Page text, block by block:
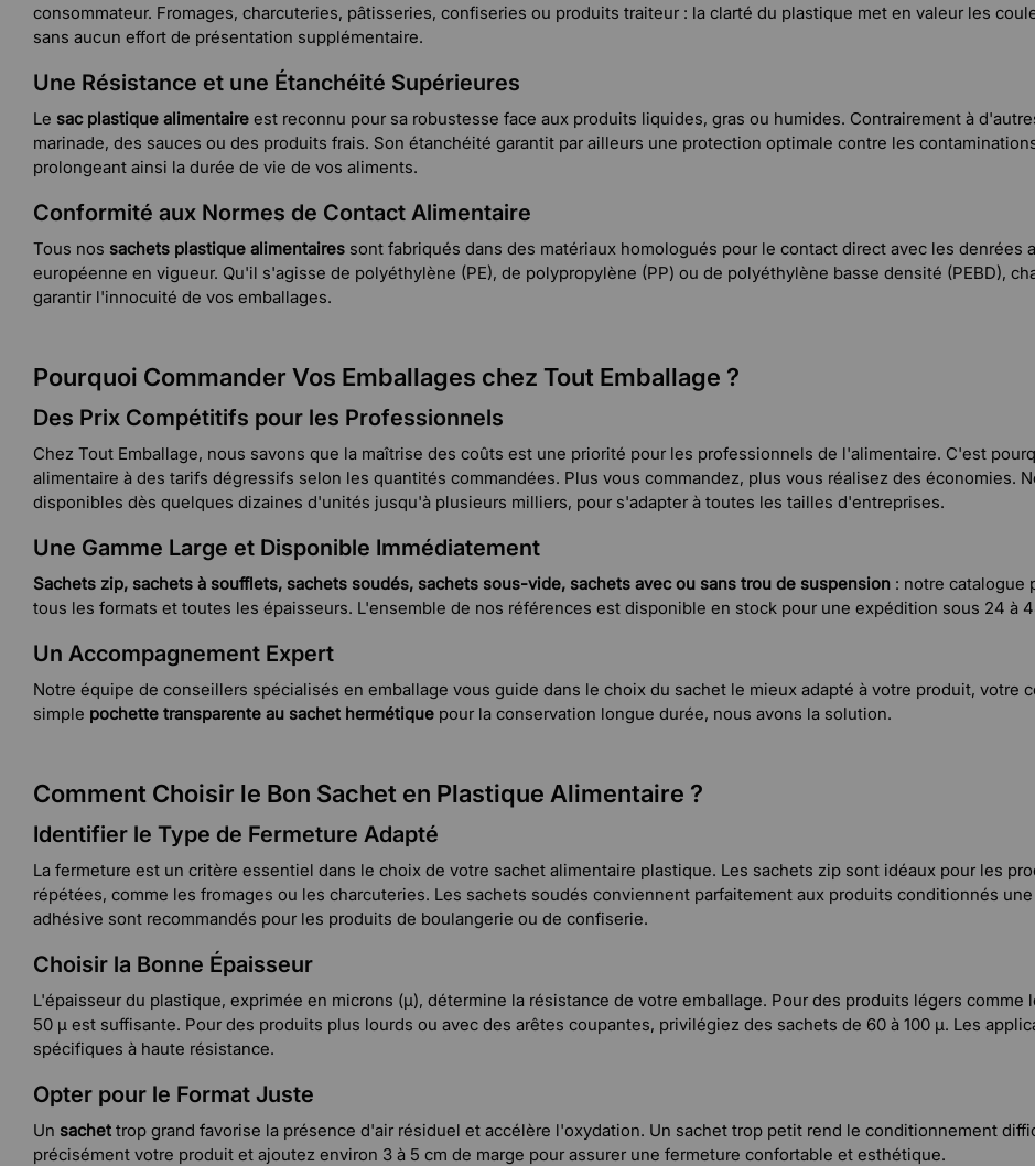
consommateur. Fromages, charcuteries, pâtisseries, confiseries ou produits traiteur : la clarté du plastique met en valeur les
sans aucun effort de présentation supplémentaire.
Une Résistance et une Étanchéité Supérieures
Le sac plastique alimentaire est reconnu pour sa robustesse face aux produits liquides, gras ou humides. Contrairement à
marinade, des sauces ou des produits frais. Son étanchéité garantit par ailleurs une protection optimale contre les
prolongeant ainsi la durée de vie de vos aliments.
Conformité aux Normes de Contact Alimentaire
Tous nos sachets plastique alimentaires sont fabriqués dans des matériaux homologués pour le contact direct avec les denrées
européenne en vigueur. Qu'il s'agisse de polyéthylène (PE), de polypropylène (PP) ou de polyéthylène basse densité (PEBD),
garantir l'innocuité de vos emballages.
Pourquoi Commander Vos Emballages chez Tout Emballage ?
Des Prix Compétitifs pour les Professionnels
Chez Tout Emballage, nous savons que la maîtrise des coûts est une priorité pour les professionnels de l'alimentaire. C'est
alimentaire à des tarifs dégressifs selon les quantités commandées. Plus vous commandez, plus vous réalisez des économies.
disponibles dès quelques dizaines d'unités jusqu'à plusieurs milliers, pour s'adapter à toutes les tailles d'entreprises.
Une Gamme Large et Disponible Immédiatement
Sachets zip, sachets à soufflets, sachets soudés, sachets sous-vide, sachets avec ou sans trou de suspension : notre catalogue
tous les formats et toutes les épaisseurs. L'ensemble de nos références est disponible en stock pour une expédition sous 24 à
Un Accompagnement Expert
Notre équipe de conseillers spécialisés en emballage vous guide dans le choix du sachet le mieux adapté à votre produit,
simple pochette transparente au sachet hermétique pour la conservation longue durée, nous avons la solution.
Comment Choisir le Bon Sachet en Plastique Alimentaire ?
Identifier le Type de Fermeture Adapté
La fermeture est un critère essentiel dans le choix de votre sachet alimentaire plastique. Les sachets zip sont idéaux pour les
répétées, comme les fromages ou les charcuteries. Les sachets soudés conviennent parfaitement aux produits conditionnés
adhésive sont recommandés pour les produits de boulangerie ou de confiserie.
Choisir la Bonne Épaisseur
L'épaisseur du plastique, exprimée en microns (µ), détermine la résistance de votre emballage. Pour des produits légers
50 µ est suffisante. Pour des produits plus lourds ou avec des arêtes coupantes, privilégiez des sachets de 60 à 100 µ. Les
spécifiques à haute résistance.
Opter pour le Format Juste
Un sachet trop grand favorise la présence d'air résiduel et accélère l'oxydation. Un sachet trop petit rend le conditionnement
précisément votre produit et ajoutez environ 3 à 5 cm de marge pour assurer une fermeture confortable et esthétique.